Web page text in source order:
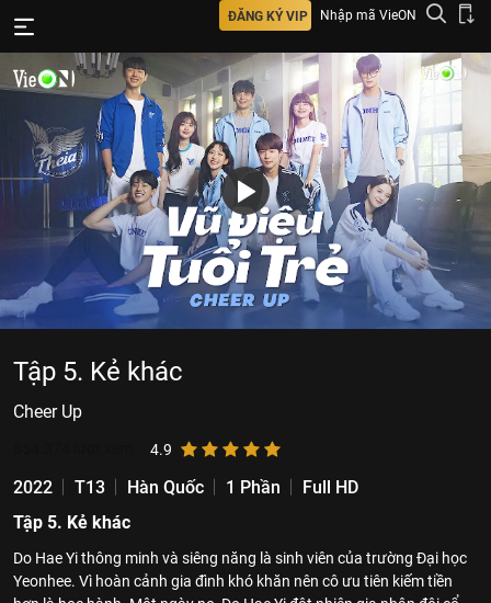
ĐĂNG KÝ VIP Nhập mã VieON
Tập 5. Kẻ khác
Cheer Up
4.9
2022 T13 Hàn Quốc 1 Phần
Full HD
Tập 5. Kẻ khác
Do Hae Yi thông minh và siêng năng là sinh viên của trường Đại học
Yeonhee. Vì hoàn cảnh gia đình khó khăn nên cô ưu tiên kiếm tiền